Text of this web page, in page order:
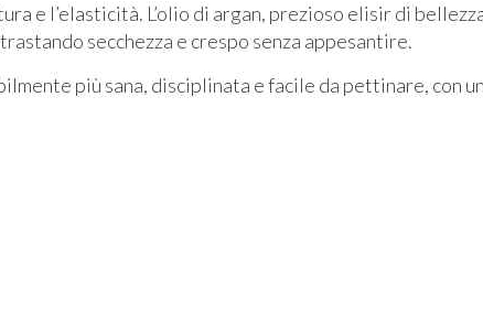
e l’elasticità. L’olio di argan, prezioso elisir di
secchezza e crespo senza appesantire.
più sana, disciplinata e facile da pettinare, con